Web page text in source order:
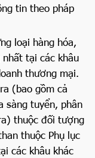
tin theo pháp
loại hàng hóa,
tại các khâu
thương mại.
(bao gồm cả
sàng tuyển, phân
thuộc đối tượng
thuộc Phụ lục
các khâu khác